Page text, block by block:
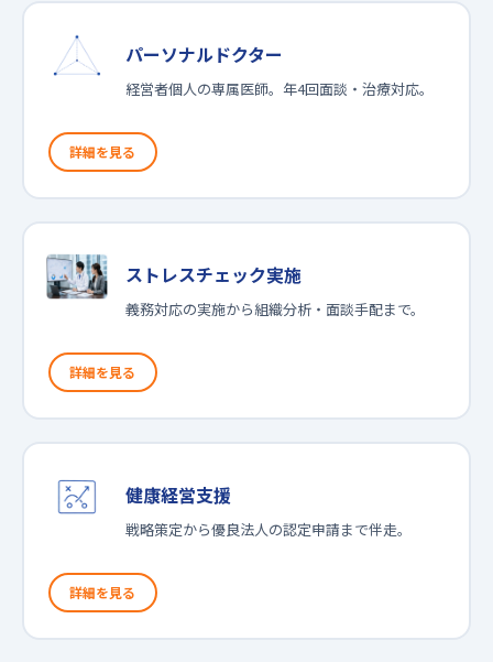
パーソナルドクター
経営者個人の専属医師。年4回面談・治療対応。
詳細を見る
ストレスチェック実施
義務対応の実施から組織分析・面談手配まで。
詳細を見る
健康経営支援
戦略策定から優良法人の認定申請まで伴走。
詳細を見る